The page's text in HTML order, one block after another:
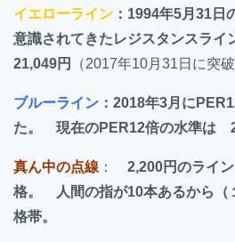
イエローライン ：1994年5月31
意識されてきたレジスタンスラ
21,049円
（2017年10月31日に突破
ブルーライン ：2018年3月に
た。 現在のPER12倍の水準は
真ん中の点線 ： 2,200円のライ
格。 人間の指が10本あるから（
格帯。